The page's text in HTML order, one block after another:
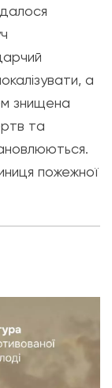
а
знищена
та
пожежної